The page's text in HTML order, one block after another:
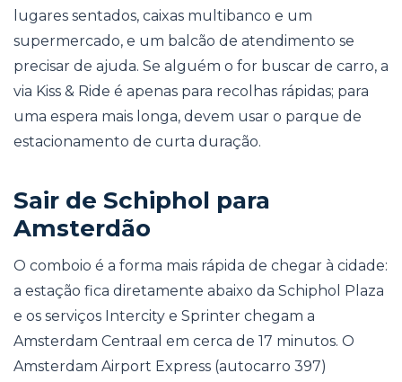
lugares sentados, caixas multibanco e um
supermercado, e um balcão de atendimento se
precisar de ajuda. Se alguém o for buscar de carro, a
via Kiss & Ride é apenas para recolhas rápidas; para
uma espera mais longa, devem usar o parque de
estacionamento de curta duração.
Sair de Schiphol para
Amsterdão
O comboio é a forma mais rápida de chegar à cidade:
a estação fica diretamente abaixo da Schiphol Plaza
e os serviços Intercity e Sprinter chegam a
Amsterdam Centraal em cerca de 17 minutos. O
Amsterdam Airport Express (autocarro 397)